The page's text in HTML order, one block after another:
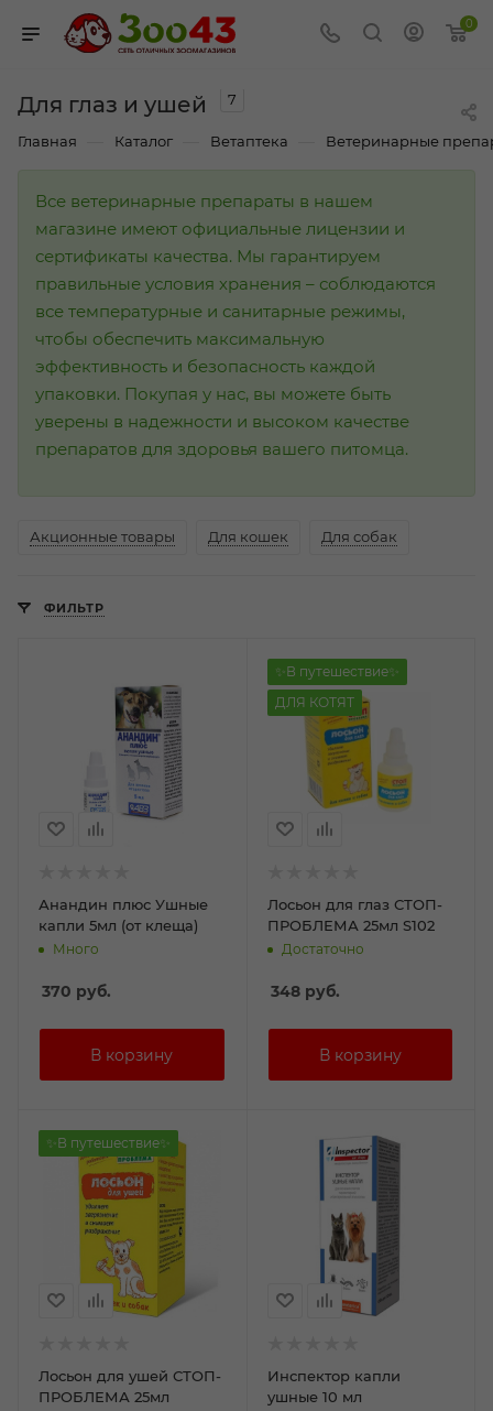
0
Для глаз и ушей 7
Главная Каталог Ветаптека Ветеринарные
Все ветеринарные препараты в нашем
магазине имеют официальные лицензии и
сертификаты качества. Мы гарантируем
правильные условия хранения – соблюдаются
все температурные и санитарные режимы,
чтобы обеспечить максимальную
эффективность и безопасность каждой
упаковки. Покупая у нас, вы можете быть
уверены в надежности и высоком качестве
препаратов для здоровья вашего питомца.
Акционные товары Для кошек Для собак
ФИЛЬТР
Анандин плюс Ушные
капли 5мл (от клеща)
Много
370 руб.
✨В путешествие✨
ДЛЯ КОТЯТ
Лосьон для глаз СТОП-
ПРОБЛЕМА 25мл S102
Достаточно
348руб.
✨В путешествие✨
Лосьон для ушей СТОП-
ПРОБЛЕМА 25мл
Инспектор капли
ушные 10 мл